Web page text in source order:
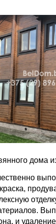
дома
и